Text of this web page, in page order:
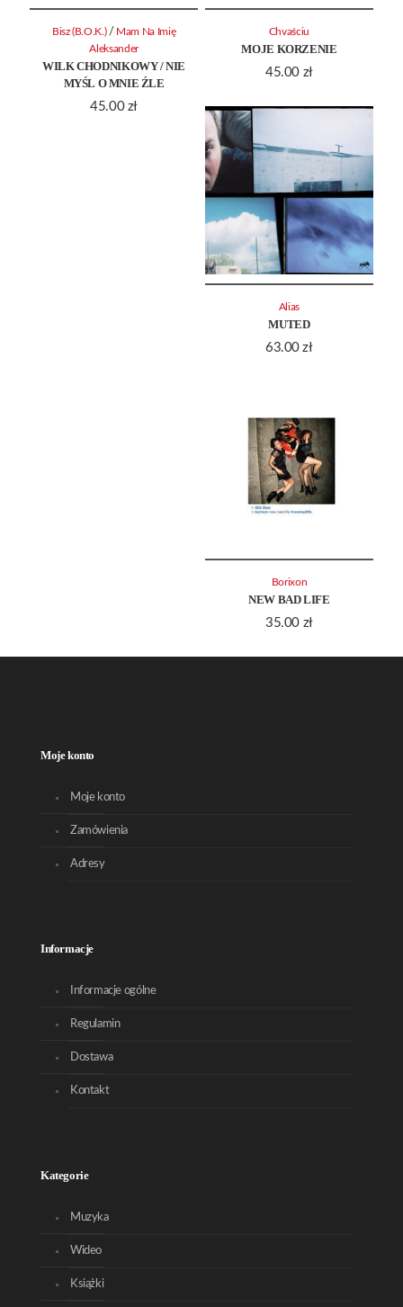
WILK CHODNIKOWY / NIE
MYŚL O MNIE ŹLE
45.00 zł
Bisz (B.O.K.) / Mam Na Imię
Aleksander
MOJE KORZENIE
45.00 zł
Chvaściu
MUTED
63.00zł
Alias
NEW BAD LIFE
35.00 zł
Borixon
Moje konto
Moje konto
Zamówienia
Adresy
Informacje
Informacje ogólne
Regulamin
Dostawa
Kontakt
Kategorie
Muzyka
Wideo
Książki